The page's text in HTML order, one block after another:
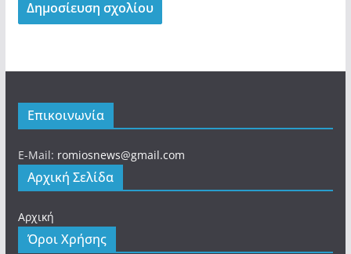
Επικοινωνία
E-Mail: romiosnews@gmail.com
Αρχική Σελίδα
Αρχική
Όροι Χρήσης